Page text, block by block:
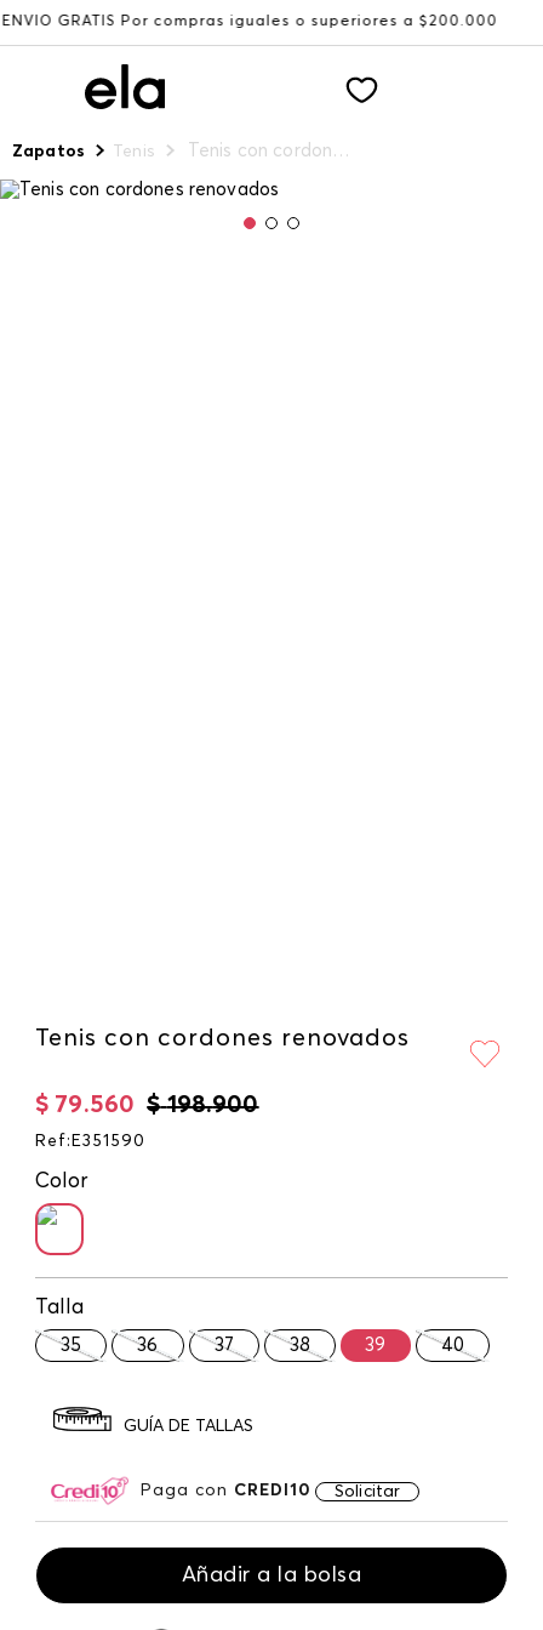
compras iguales o superiores a $200.000 Recibe:
Zapatos Tenis Tenis con cordones renovados
Tenis con cordones renovados
$ 198.900
$ 79.560
Ref : E351590
Color
Talla
35 36 37 38 39 40
GUÍA DE TALLAS
Paga con CREDI10 Solicitar
Añadir a la bolsa